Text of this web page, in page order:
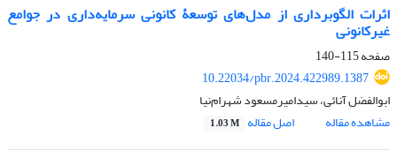
اثرات الگوبرداری از مدل‌های توسعۀ کانونی سرمایه‌داری در جوامع
غیرکانونی
صفحه115-140
10.22034/pbr.2024.422989.1387
ابوالفضل آنائی، سیدامیرمسعود شهرام‌نیا
مشاهده مقاله
اصل مقاله 1.03 M